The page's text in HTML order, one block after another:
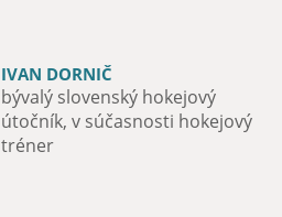
IVAN DORNIČ
bývalý slovenský hokejový
útočník, v súčasnosti hokejový
tréner
MAXIME FORTIER
útočník hokejového tímu iClinic
Bratislava Capitals